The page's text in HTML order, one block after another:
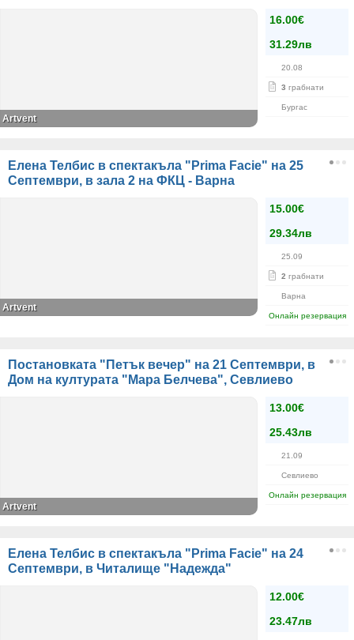
16.00€
31.29лв
20.08
3 грабнати
Бургас
Artvent
Елена Телбис в спектакъла "Prima Facie" на 25
Септември, в зала 2 на ФКЦ - Варна
15.00€
29.34лв
25.09
2 грабнати
Варна
Онлайн резервация
Artvent
Постановката "Петък вечер" на 21 Септември, в
Дом на културата "Мара Белчева", Севлиево
13.00€
25.43лв
21.09
Севлиево
Онлайн резервация
Artvent
Елена Телбис в спектакъла "Prima Facie" на 24
Септември, в Читалище "Надежда"
12.00€
23.47лв